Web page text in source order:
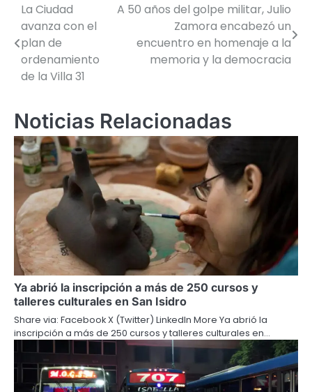
Navegación
de
entradas
La Ciudad
avanza con el
plan de
ordenamiento
de la Villa 31
A 50 años del golpe militar, Julio
Zamora encabezó un
encuentro en homenaje a la
memoria y la democracia
Noticias Relacionadas
Ya abrió la inscripción a más de 250 cursos y
talleres culturales en San Isidro
Share via: Facebook X (Twitter) LinkedIn More Ya abrió la
inscripción a más de 250 cursos y talleres culturales en…